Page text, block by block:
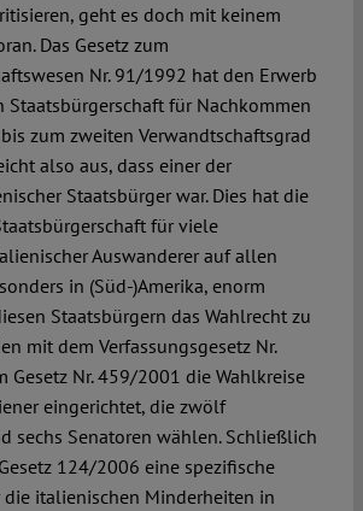
geht es doch mit keinem
Das Gesetz zum
Nr. 91/1992 hat den Erwerb
Staatsbürgerschaft für Nachkommen
zum zweiten Verwandtschaftsgrad
also aus, dass einer der
Staatsbürger war. Dies hat die
für viele
Auswanderer auf allen
in (Süd-)Amerika, enorm
Staatsbürgern das Wahlrecht zu
mit dem Verfassungsgesetz Nr.
Gesetz Nr. 459/2001 die Wahlkreise
eingerichtet, die zwölf
sechs Senatoren wählen. Schließlich
124/2006 eine spezifische
italienischen Minderheiten in